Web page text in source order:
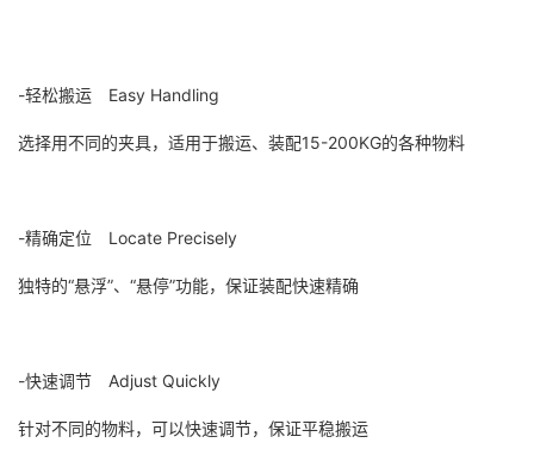
-轻松搬运 Easy Handling
选择用不同的夹具，适用于搬运、装配15-200KG的各种物料
-精确定位 Locate Precisely
独特的“悬浮”、“悬停”功能，保证装配快速精确
-快速调节 Adjust Quickly
针对不同的物料，可以快速调节，保证平稳搬运